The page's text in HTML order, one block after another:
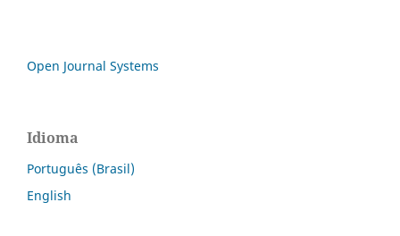
Open Journal Systems
Idioma
Português (Brasil)
English